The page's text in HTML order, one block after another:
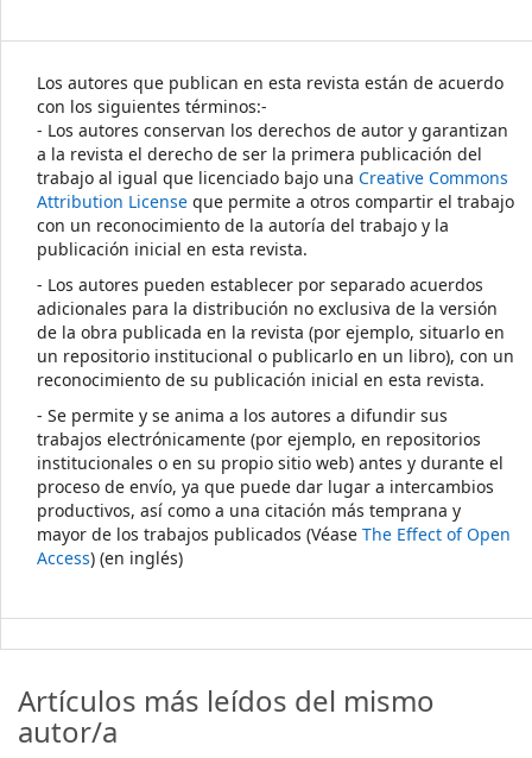
Los autores que publican en esta revista están de acuerdo
con los siguientes términos:-
- Los autores conservan los derechos de autor y garantizan
a la revista el derecho de ser la primera publicación del
trabajo al igual que licenciado bajo una Creative Commons
Attribution License que permite a otros compartir el trabajo
con un reconocimiento de la autoría del trabajo y la
publicación inicial en esta revista.
- Los autores pueden establecer por separado acuerdos
adicionales para la distribución no exclusiva de la versión
de la obra publicada en la revista (por ejemplo, situarlo en
un repositorio institucional o publicarlo en un libro), con un
reconocimiento de su publicación inicial en esta revista.
- Se permite y se anima a los autores a difundir sus
trabajos electrónicamente (por ejemplo, en repositorios
institucionales o en su propio sitio web) antes y durante el
proceso de envío, ya que puede dar lugar a intercambios
productivos, así como a una citación más temprana y
mayor de los trabajos publicados (Véase The Effect of Open
Access) (en inglés)
Artículos más leídos del mismo
autor/a